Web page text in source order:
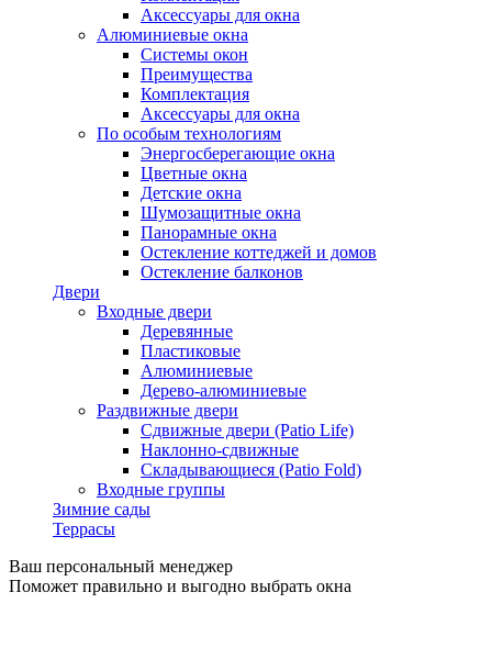
Аксессуары для окна
Алюминиевые окна
Системы окон
Преимущества
Комплектация
Аксессуары для окна
По особым технологиям
Энергосберегающие окна
Цветные окна
Детские окна
Шумозащитные окна
Панорамные окна
Остекление коттеджей и домов
Остекление балконов
Двери
Входные двери
Деревянные
Пластиковые
Алюминиевые
Дерево-алюминиевые
Раздвижные двери
Сдвижные двери (Patio Life)
Наклонно-сдвижные
Складывающиеся (Patio Fold)
Входные группы
Зимние сады
Террасы
Ваш персональный менеджер
Поможет правильно и выгодно выбрать окна